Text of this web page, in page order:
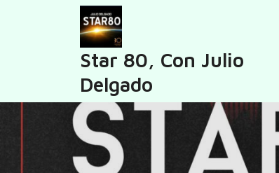
Star 80, Con Julio
Delgado